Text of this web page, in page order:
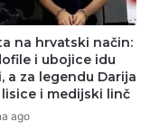
na hrvatski način:
i ubojice idu
a za legendu Darija
lisice i medijski linč
ago